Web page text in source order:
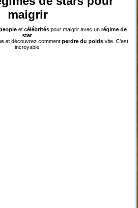
maigrir
etcélébrités pour maigrir avec unrégime de
star.
et découvrez commentperdre du poidsvite. C'est
incroyable!